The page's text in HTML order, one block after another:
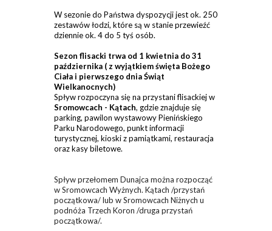
W sezonie do Państwa dyspozycji jest ok. 250
zestawów łodzi, które są w stanie przewieźć
dziennie ok. 4 do 5 tyś osób.
Sezon flisacki trwa od 1 kwietnia do 31
października ( z wyjątkiem święta Bożego
Ciała i pierwszego dnia Świąt
Wielkanocnych)
Spływ rozpoczyna się na przystani flisackiej w
Sromowcach - Kątach, gdzie znajduje się
parking, pawilon wystawowy Pienińskiego
Parku Narodowego, punkt informacji
turystycznej, kioski z pamiątkami, restauracja
oraz kasy biletowe.
Spływ przełomem Dunajca można rozpocząć
w Sromowcach Wyżnych. Kątach /przystań
początkowa/ lub w Sromowcach Niżnych u
podnóża Trzech Koron /druga przystań
początkowa/.